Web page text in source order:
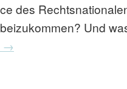
des
Und
→